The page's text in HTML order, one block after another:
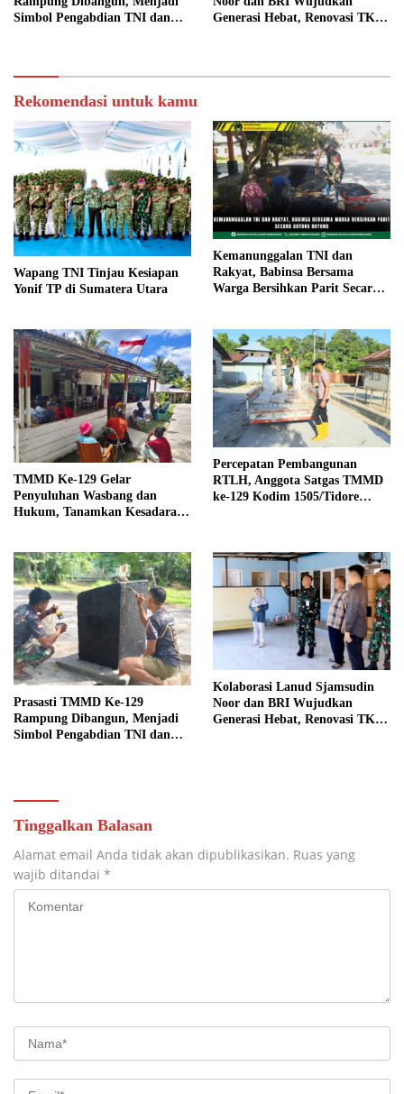
Simbol Pengabdian TNI dan
Generasi Hebat, Renovasi TK
Rekomendasi untuk kamu
Wapang TNI Tinjau Kesiapan
Yonif TP di Sumatera Utara
Kemanunggalan TNI dan
Rakyat, Babinsa Bersama
Warga Bersihkan Parit Secara
TMMD Ke-129 Gelar
Penyuluhan Wasbang dan
Hukum, Tanamkan Kesadaran
Percepatan Pembangunan
RTLH, Anggota Satgas TMMD
ke-129 Kodim 1505/Tidore
Prasasti TMMD Ke-129
Rampung Dibangun, Menjadi
Simbol Pengabdian TNI dan
Kolaborasi Lanud Sjamsudin
Noor dan BRI Wujudkan
Generasi Hebat, Renovasi TK
Tinggalkan Balasan
Alamat email Anda tidak akan dipublikasikan. Ruas yang
wajib ditandai *